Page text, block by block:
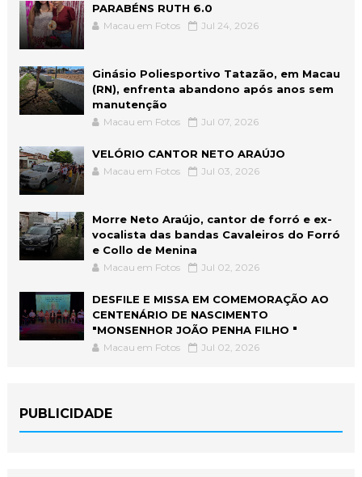
PARABÉNS RUTH 6.0
Macau em Fotos Jul 24, 2026
Ginásio Poliesportivo Tatazão, em Macau
(RN), enfrenta abandono após anos sem
manutenção
Macau em Fotos Jul 07, 2026
VELÓRIO CANTOR NETO ARAÚJO
Macau em Fotos Jul 03, 2026
Morre Neto Araújo, cantor de forró e ex-
vocalista das bandas Cavaleiros do Forró
e Collo de Menina
Macau em Fotos Jul 02, 2026
DESFILE E MISSA EM COMEMORAÇÃO AO
CENTENÁRIO DE NASCIMENTO
"MONSENHOR JOÃO PENHA FILHO "
Macau em Fotos Jul 02, 2026
PUBLICIDADE